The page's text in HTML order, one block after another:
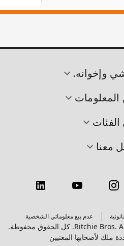
وإخوانه.
المعلومات
معنا
عدم بيع معلوماتي الشخصية
© 1999-2026 Ritchie Bros. Auctioneers, Inc. كل الحقوق محفوظة.
ملك لأصحابها المعنيين